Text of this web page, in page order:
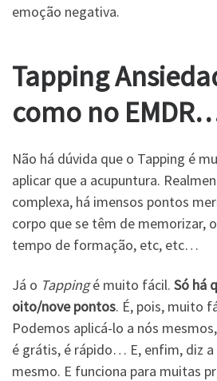
emoção negativa.
Tapping
como no
Não há dúvida que o Tapping é
aplicar que a acupuntura.
complexa, há imensos pontos
corpo que se têm de memorizar,
tempo de formação, etc, etc…
Já o Tappingé muito fácil. Só há
oito/nove pontos. É, pois, muito
Podemos aplicá-lo a nós
é grátis, é rápido… E, enfim, diz
mesmo. E funciona para muitas